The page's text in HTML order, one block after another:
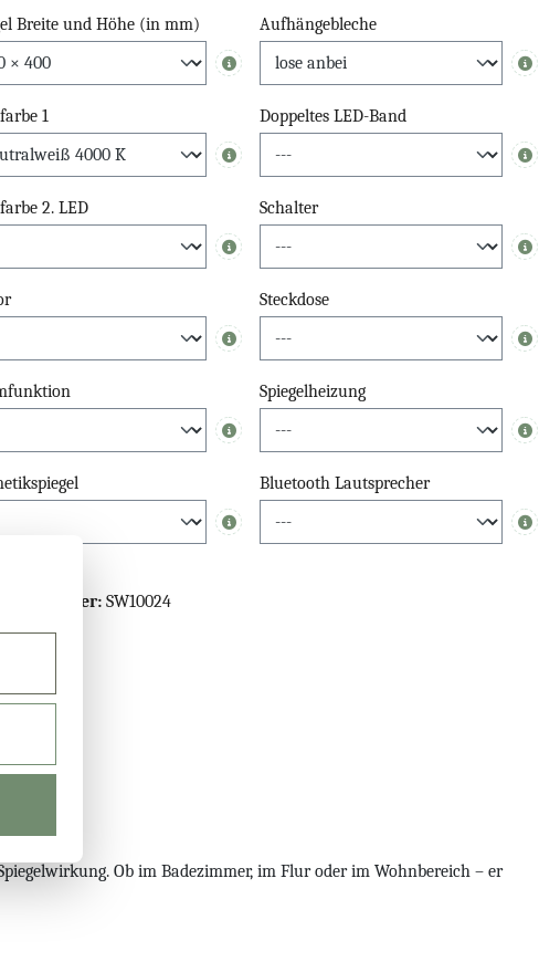
Breite und Höhe (in mm)
Info
Aufhängebleche
Info
1
Info
Doppeltes LED-Band
Info
2. LED
Info
Schalter
Info
Info
Steckdose
Info
Info
Spiegelheizung
Info
Info
Bluetooth Lautsprecher
Info
SW10024
Ob im Badezimmer, im Flur oder im Wohnbereich – er